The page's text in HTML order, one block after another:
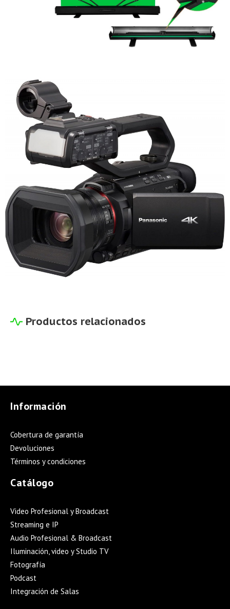
Productos relacionados
Información
Cobertura de garantía
Devoluciones
Términos y condiciones
Catálogo
Video Profesional y Broadcast
Streaming e IP
Audio Profesional & Broadcast
Iluminación, video y Studio TV
Fotografía
Podcast
Integración de Salas